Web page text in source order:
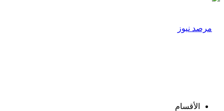
الأقسام